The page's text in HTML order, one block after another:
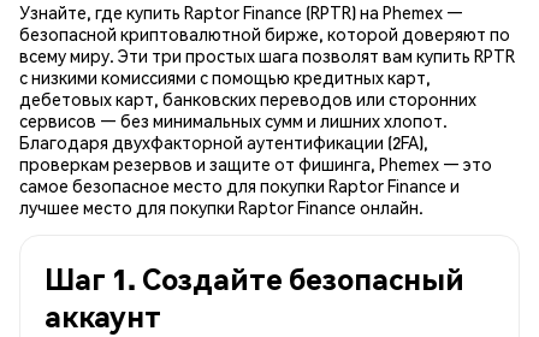
Узнайте, где купить Raptor Finance (RPTR) на Phemex —
безопасной криптовалютной бирже, которой доверяют по
всему миру. Эти три простых шага позволят вам купить RPTR
с низкими комиссиями с помощью кредитных карт,
дебетовых карт, банковских переводов или сторонних
сервисов — без минимальных сумм и лишних хлопот.
Благодаря двухфакторной аутентификации (2FA),
проверкам резервов и защите от фишинга, Phemex — это
самое безопасное место для покупки Raptor Finance и
лучшее место для покупки Raptor Finance онлайн.
Шаг 1. Создайте безопасный
аккаунт